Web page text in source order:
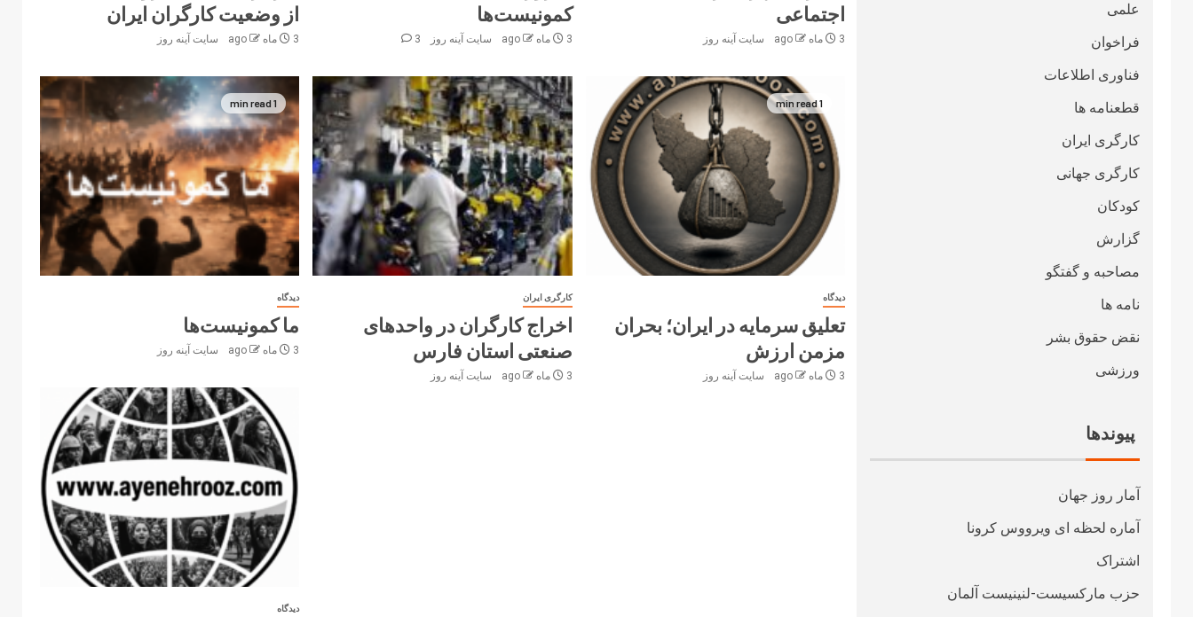
اجتماعی
3 ماه ago سایت آینه‌ روز
کمونیست‌ها
3 ماه ago سایت آینه‌ روز 3
از وضعیت کارگران ایران
3 ماه ago سایت آینه‌ روز
1 min read
دیدگاه
تعلیق سرمایه در ایران؛ بحران
مزمن ارزش
3 ماه ago سایت آینه‌ روز
کارگری ایران
اخراج کارگران در واحدهای
صنعتی استان فارس
3 ماه ago سایت آینه‌ روز
1 min read
دیدگاه
ما کمونیست‌ها
3 ماه ago سایت آینه‌ روز
دیدگاه
علمی
فراخوان
فناوری اطلاعات
قطعنامە ها
کارگری ایران
کارگری جهانی
کودکان
گزارش
مصاحبه و گفتگو
نامه ها
نقض حقوق بشر
ورزشی
پیوندها
آمار روز جهان
آماره لحظه ای ویرووس کرونا
اشتراک
حزب مارکسیست-لنینیست آلمان